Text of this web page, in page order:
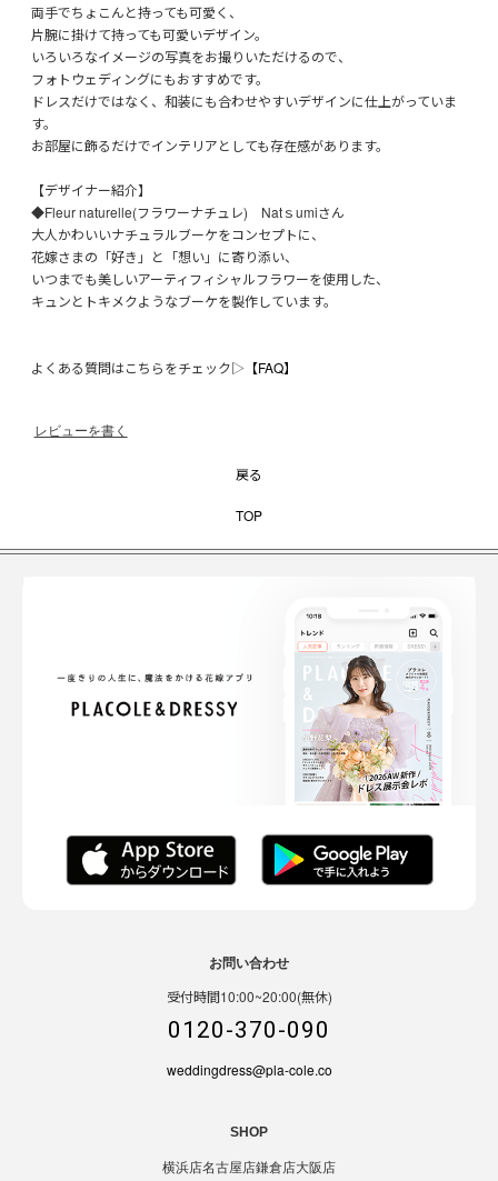
両手でちょこんと持っても可愛く、
片腕に掛けて持っても可愛いデザイン。
いろいろなイメージの写真をお撮りいただけるので、
フォトウェディングにもおすすめです。
ドレスだけではなく、和装にも合わせやすいデザインに仕上がっていま
す。
お部屋に飾るだけでインテリアとしても存在感があります。
【デザイナー紹介】
◆Fleur naturelle(フラワーナチュレ) Natｓumiさん
大人かわいいナチュラルブーケをコンセプトに、
花嫁さまの「好き」と「想い」に寄り添い、
いつまでも美しいアーティフィシャルフラワーを使用した、
キュンとトキメクようなブーケを製作しています。
よくある質問はこちらをチェック▷ 【FAQ】
レビューを書く
戻る
TOP
お問い合わせ
受付時間10:00~20:00(無休)
0120-370-090
weddingdress@pla-cole.co
SHOP
横浜店名古屋店鎌倉店大阪店